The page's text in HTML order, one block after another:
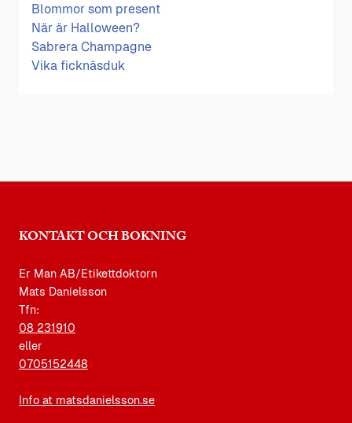
Blommor som present
När är Halloween?
Sabrera Champagne
Vika ficknäsduk
KONTAKT OCH BOKNING
Er Man AB/Etikettdoktorn
Mats Danielsson
Tfn:
08 231910
eller
0705152448
Info at matsdanielsson.se